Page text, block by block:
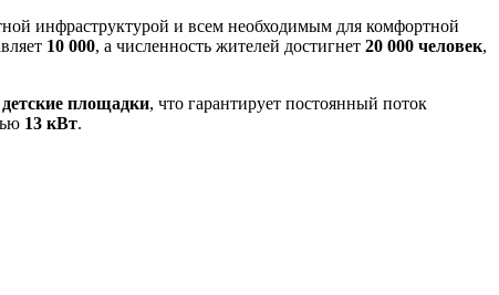
инфраструктурой и всем необходимым для комфортной
10 000, а численность жителей достигнет 20 000 человек,
площадки, что гарантирует постоянный поток
13 кВт.